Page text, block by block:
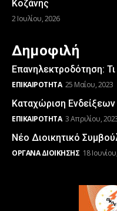
Κοζάνης
2 Ιουλίου, 2026
Δημοφιλή
Επανηλεκτροδότηση:
ΕΠΙΚΑΙΡΌΤΗΤΑ 25 Μαΐου, 2023
Καταχώριση
ΕΠΙΚΑΙΡΌΤΗΤΑ 3 Απριλίου,
Νέο Διοικητικό
ΌΡΓΑΝΑ ΔΙΟΊΚΗΣΗΣ 18